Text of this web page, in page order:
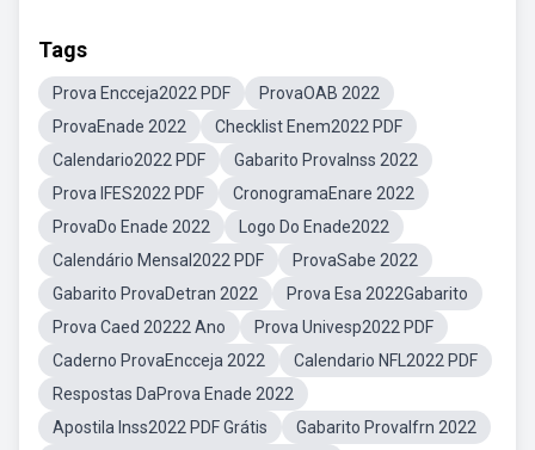
Tags
Prova Encceja2022 PDF
ProvaOAB 2022
ProvaEnade 2022
Checklist Enem2022 PDF
Calendario2022 PDF
Gabarito ProvaInss 2022
Prova IFES2022 PDF
CronogramaEnare 2022
ProvaDo Enade 2022
Logo Do Enade2022
Calendário Mensal2022 PDF
ProvaSabe 2022
Gabarito ProvaDetran 2022
Prova Esa 2022Gabarito
Prova Caed 20222 Ano
Prova Univesp2022 PDF
Caderno ProvaEncceja 2022
Calendario NFL2022 PDF
Respostas DaProva Enade 2022
Apostila Inss2022 PDF Grátis
Gabarito ProvaIfrn 2022